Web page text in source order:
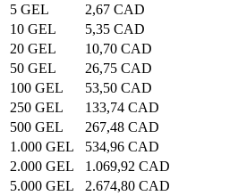
5 GEL
2,67 CAD
10 GEL
5,35 CAD
20 GEL
10,70 CAD
50 GEL
26,75 CAD
100 GEL
53,50 CAD
250 GEL
133,74 CAD
500 GEL
267,48 CAD
1.000 GEL
534,96 CAD
2.000 GEL
1.069,92 CAD
5.000 GEL
2.674,80 CAD